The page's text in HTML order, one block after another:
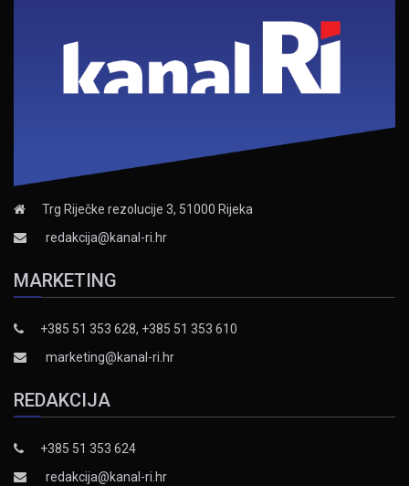
Trg Riječke rezolucije 3, 51000 Rijeka
redakcija@kanal-ri.hr
MARKETING
+385 51 353 628, +385 51 353 610
marketing@kanal-ri.hr
REDAKCIJA
+385 51 353 624
redakcija@kanal-ri.hr